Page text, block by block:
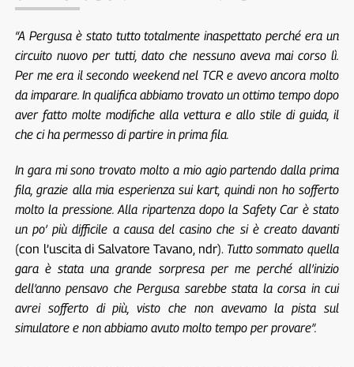
“A Pergusa è stato tutto totalmente inaspettato perché era un
circuito nuovo per tutti, dato che nessuno aveva mai corso lì.
Per me era il secondo weekend nel TCR e avevo ancora molto
da imparare. In qualifica abbiamo trovato un ottimo tempo dopo
aver fatto molte modifiche alla vettura e allo stile di guida, il
che ci ha permesso di partire in prima fila.
In gara mi sono trovato molto a mio agio partendo dalla prima
fila, grazie alla mia esperienza sui kart, quindi non ho sofferto
molto la pressione. Alla ripartenza dopo la Safety Car è stato
un po’ più difficile a causa del casino che si è creato davanti
(con l’uscita di Salvatore Tavano, ndr). Tutto sommato quella
gara è stata una grande sorpresa per me perché all’inizio
dell’anno pensavo che Pergusa sarebbe stata la corsa in cui
avrei sofferto di più, visto che non avevamo la pista sul
simulatore e non abbiamo avuto molto tempo per provare”.